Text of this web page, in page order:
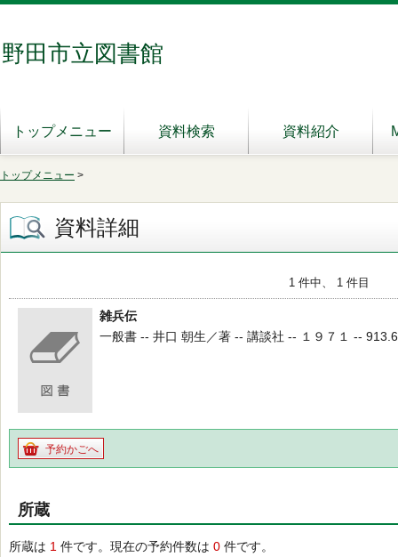
野田市立図書館
トップメニュー 資料検索 資料紹介
トップメニュー >
資料詳細
1 件中、 1 件目
雑兵伝
一般書 -- 井口 朝生／著 -- 講談社 -- １９７１ -- 913.6
予約かごへ
所蔵
所蔵は 1 件です。現在の予約件数は 0 件です。